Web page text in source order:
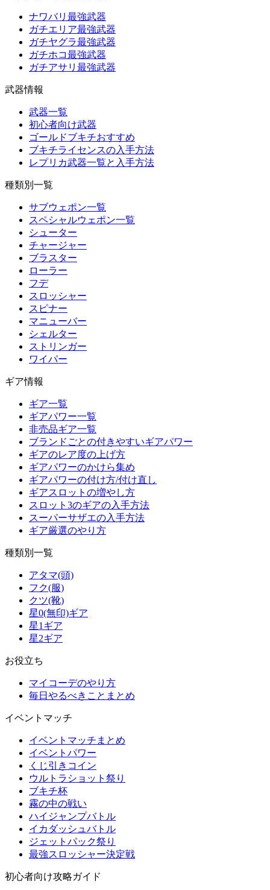
ナワバリ最強武器
ガチエリア最強武器
ガチヤグラ最強武器
ガチホコ最強武器
ガチアサリ最強武器
武器情報
武器一覧
初心者向け武器
ゴールドブキチおすすめ
ブキチライセンスの入手方法
レプリカ武器一覧と入手方法
種類別一覧
サブウェポン一覧
スペシャルウェポン一覧
シューター
チャージャー
ブラスター
ローラー
フデ
スロッシャー
スピナー
マニューバー
シェルター
ストリンガー
ワイパー
ギア情報
ギア一覧
ギアパワー一覧
非売品ギア一覧
ブランドごとの付きやすいギアパワー
ギアのレア度の上げ方
ギアパワーのかけら集め
ギアパワーの付け方/付け直し
ギアスロットの増やし方
スロット3のギアの入手方法
スーパーサザエの入手方法
ギア厳選のやり方
種類別一覧
アタマ(頭)
フク(服)
クツ(靴)
星0(無印)ギア
星1ギア
星2ギア
お役立ち
マイコーデのやり方
毎日やるべきことまとめ
イベントマッチ
イベントマッチまとめ
イベントパワー
くじ引きコイン
ウルトラショット祭り
ブキチ杯
霧の中の戦い
ハイジャンプバトル
イカダッシュバトル
ジェットパック祭り
最強スロッシャー決定戦
初心者向け攻略ガイド